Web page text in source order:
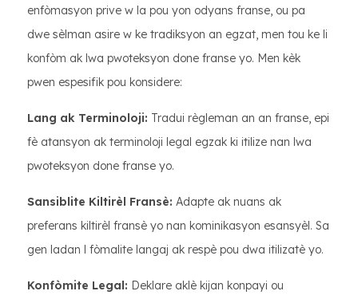
enfòmasyon prive w la pou yon odyans franse, ou pa
dwe sèlman asire w ke tradiksyon an egzat, men tou ke li
konfòm ak lwa pwoteksyon done franse yo. Men kèk
pwen espesifik pou konsidere:
Lang ak Terminoloji: Tradui règleman an an franse, epi
fè atansyon ak terminoloji legal egzak ki itilize nan lwa
pwoteksyon done franse yo.
Sansiblite Kiltirèl Fransè: Adapte ak nuans ak
preferans kiltirèl fransè yo nan kominikasyon esansyèl. Sa
gen ladan l fòmalite langaj ak respè pou dwa itilizatè yo.
Konfòmite Legal: Deklare aklè kijan konpayi ou